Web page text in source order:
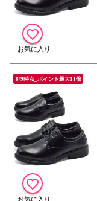
8/9時点_ポイント最大11倍